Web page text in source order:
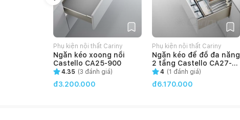
Phụ kiện nội thất Cariny
Ngăn kéo xoong nồi
Castello CA25-900
4.35 (3 đánh giá)
đ3.200.000
Phụ kiện nội thất Cariny
Ngăn kéo để đồ đa năng
2 tầng Castello CA27-
800
4 (1 đánh giá)
đ6.170.000